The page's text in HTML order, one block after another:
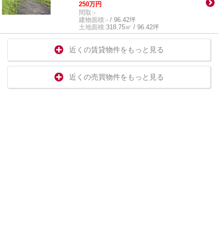
250万円
間取:-
建物面積:- / 96.42坪
土地面積:318.75㎡ / 96.42坪
近くの賃貸物件をもっと見る
近くの売買物件をもっと見る